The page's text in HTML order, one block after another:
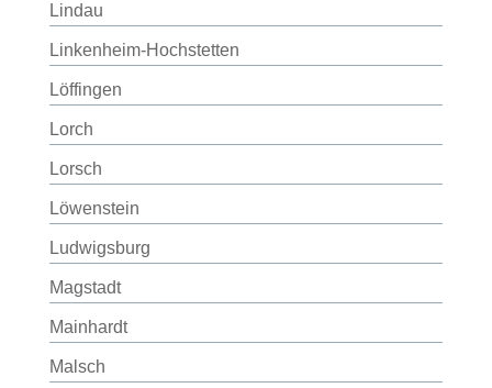
Lindau
Linkenheim-Hochstetten
Löffingen
Lorch
Lorsch
Löwenstein
Ludwigsburg
Magstadt
Mainhardt
Malsch